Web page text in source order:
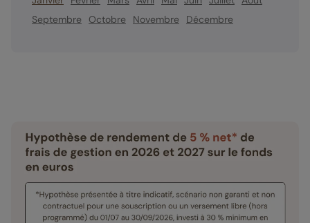
Septembre
Octobre Novembre Décembre